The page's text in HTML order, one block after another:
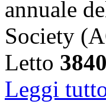
annuale
Society
Letto 3840
Leggi